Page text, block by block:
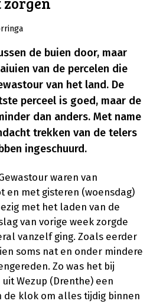
de buien door, maar
van de percelen die
van het land. De
perceel is goed, maar de
dan anders. Met name
trekken van de telers
ingeschuurd.
waren van
en met gisteren (woensdag)
met het laden van de
van vorige week zorgde
vanzelf ging. Zoals eerder
soms nat en onder mindere
Zo was het bij
Wezup (Drenthe) een
de klok om alles tijdig binnen